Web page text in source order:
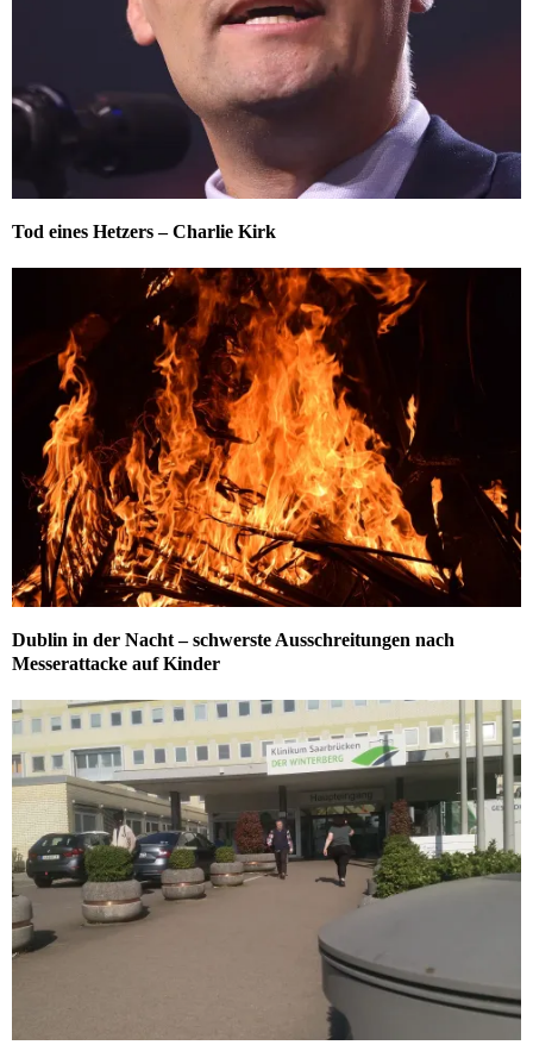
Tod eines Hetzers – Charlie Kirk
Dublin in der Nacht – schwerste Ausschreitungen nach
Messerattacke auf Kinder